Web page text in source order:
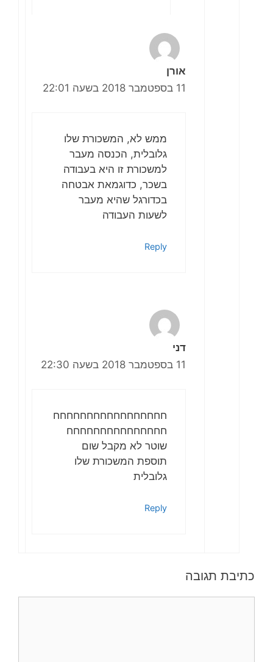
אורן
11 בספטמבר 2018 בשעה 22:01
ממש לא, המשכורת שלו
גלובלית, הכנסה מעבר
למשכורת זו היא בעבודה
בשכר, כדוגמאת אבטחה
בכדורגל שהיא מעבר
לשעות העבודה
Reply
דני
11 בספטמבר 2018 בשעה 22:30
חחחחחחחחחחחחחחחחח
חחחחחחחחחחחחחחח
שוטר לא מקבל שום
תוספת המשכורת שלו
גלובלית
Reply
כתיבת תגובה